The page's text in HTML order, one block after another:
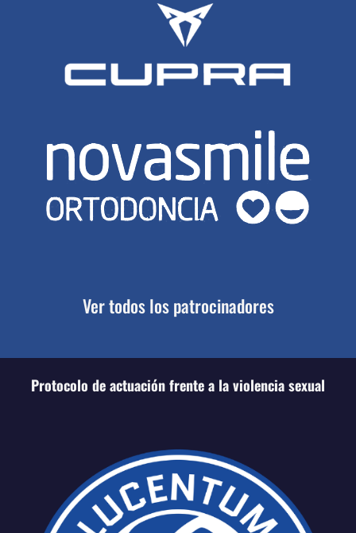
Ver todos los patrocinadores
Protocolo de actuación frente a la violencia sexual